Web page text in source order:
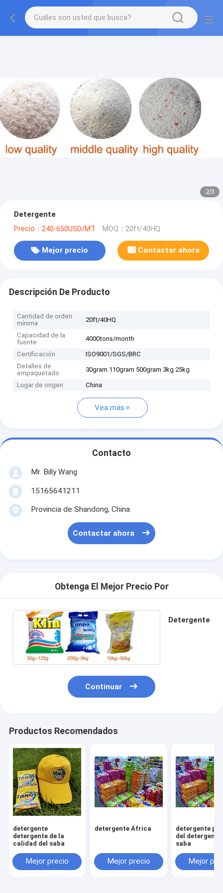
2/3
Detergente
Precio：240-650USD/MT MOQ：20ft/40HQ
Mejor precio Contactar ahora
Descripción De Producto
Cantidad de orden
mínima
20ft/40HQ
Capacidad de la
fuente
4000tons/month
Certificación
ISO9001/SGS/BRC
Detalles de
empaquetado
30gram 110gram 500gram 3kg 25kg
Lugar de origen China
Vea más
Contacto
Mr. Billy Wang
15165641211
Provincia de Shandong, China
Contactar ahora
Obtenga El Mejor Precio Por
Detergente
Continuar
Productos Recomendados
detergente
detergente de la
calidad del saba
Mejor precio
detergente África
Mejor precio
detergente
del detergente
saba
Mejor